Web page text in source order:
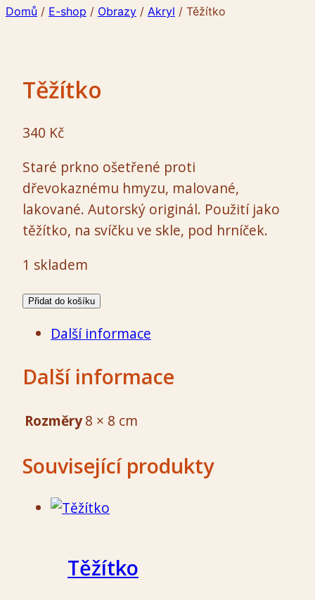
Domů / E-shop / Obrazy / Akryl / Těžítko
Těžítko
340 Kč
Staré prkno ošetřené proti
dřevokaznému hmyzu, malované,
lakované. Autorský originál. Použití jako
těžítko, na svíčku ve skle, pod hrníček.
1 skladem
Těžítko
Přidat do košíku
Další informace
Další informace
Rozměry8 × 8 cm
Související produkty
Těžítko